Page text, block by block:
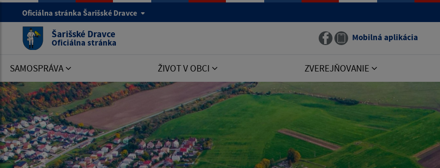
Oficiálna stránka Šarišské Dravce
Šarišské Dravce
Oficiálna stránka Mobilná aplikácia
SAMOSPRÁVA ŽIVOT V OBCI ZVEREJŇOVANIE